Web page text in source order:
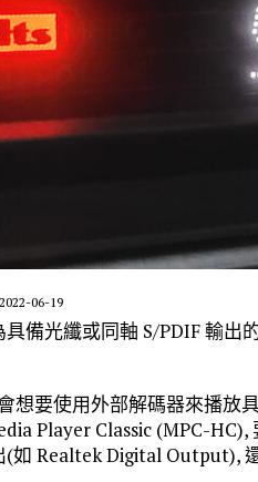
2022-06-19
備光纖或同軸 S/PDIF 輸
想要使用外部解碼器來播放
Player Classic (MPC-
如 Realtek Digital Output),